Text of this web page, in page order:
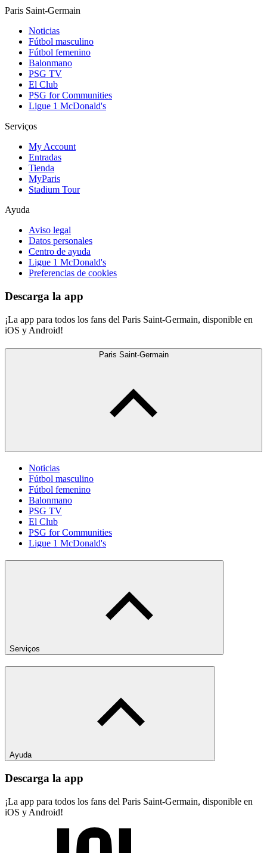
Paris Saint-Germain
Noticias
Fútbol masculino
Fútbol femenino
Balonmano
PSG TV
El Club
PSG for Communities
Ligue 1 McDonald's
Serviços
My Account
Entradas
Tienda
MyParis
Stadium Tour
Ayuda
Aviso legal
Datos personales
Centro de ayuda
Ligue 1 McDonald's
Preferencias de cookies
Descarga la app
¡La app para todos los fans del Paris Saint-Germain, disponible en
iOS y Android!
Paris Saint-Germain
Noticias
Fútbol masculino
Fútbol femenino
Balonmano
PSG TV
El Club
PSG for Communities
Ligue 1 McDonald's
Serviços
Ayuda
Descarga la app
¡La app para todos los fans del Paris Saint-Germain, disponible en
iOS y Android!